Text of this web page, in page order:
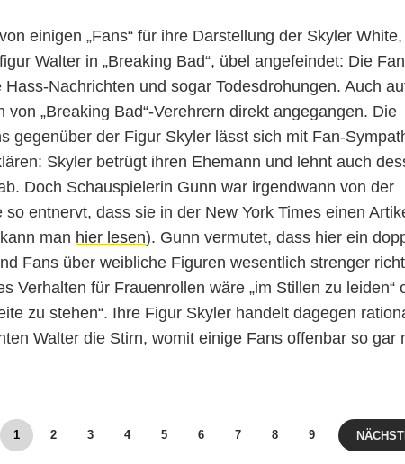
einigen „Fans“ für ihre Darstellung der Skyler White,
Walter in „Breaking Bad“, übel angefeindet: Die
Nachrichten und sogar Todesdrohungen. Auch
von „Breaking Bad“-Verehrern direkt angegangen. Die
gegenüber der Figur Skyler lässt sich mit Fan-
Skyler betrügt ihren Ehemann und lehnt auch
Doch Schauspielerin Gunn war irgendwann von der
entnervt, dass sie in der New York Times einen
man hier lesen). Gunn vermutet, dass hier ein
Fans über weibliche Figuren wesentlich strenger
Verhalten für Frauenrollen wäre „im Stillen zu leiden“
zu stehen“. Ihre Figur Skyler handelt dagegen
Walter die Stirn, womit einige Fans offenbar so gar
1 2 3 4 5 6 7 8 9